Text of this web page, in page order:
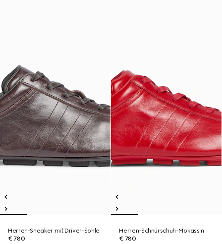
Herren-Sneaker mit Driver-Sohle
€ 780
Herren-Schnürschuh-Mokassin
€ 780